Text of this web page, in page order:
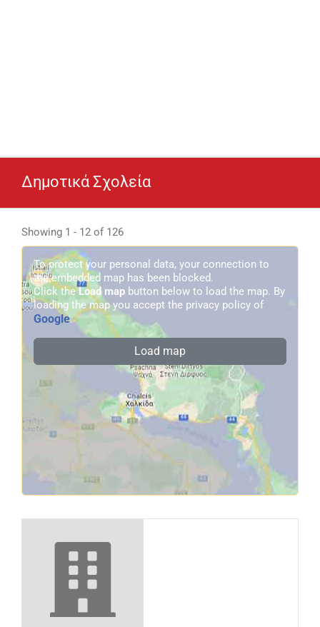
Δημοτικά Σχολεία
Showing 1 - 12 of 126
To protect your personal data, your connection to
the embedded map has been blocked.
Click theLoad map button below to load the map. By
loading the map you accept the privacy policy of
Google.
Load map